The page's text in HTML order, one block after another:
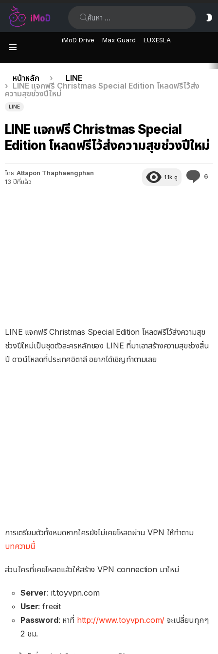
iMoD Drive Max Guard LUXESLA
เรื่อง
ล่าสุด
คุณอยู่ที่นี่:
หน้าหลัก
LINE
LINE แจกฟรี Christmas Special Edition โหลดฟรีไว้ส่ง
ความสุขช่วงปีใหม่
LINE
LINE แจกฟรี Christmas Special
Edition โหลดฟรีไว้ส่งความสุขช่วงปีใหม่
โดย Attapon Thaphaengphan
13 ปีที่แล้ว
1.1k ดู 6
LINE แจกฟรี Christmas Special Edition โหลดฟรีไว้ส่งความสุข
ช่วงปีใหม่เป็นชุดตัวละครหลักของ LINE ที่มาเอาสร้างความสุขช่วงสิ้น
ปี ดาวน์โหลดที่ประเทศอิตาลี อยากได้เชิญทำตามเลย
การเตรียมตัวทั้งหมดหากใครยังไม่เคยโหลดผ่าน VPN ให้ทำตาม
บทความนี้
ส่วนใครที่เคยโหลดแล้วให้สร้าง VPN connection มาใหม่
Server: it.toyvpn.com
User: freeit
Password: หาที่ http://www.toyvpn.com/ จะเปลี่ยนทุกๆ
2 ชม.